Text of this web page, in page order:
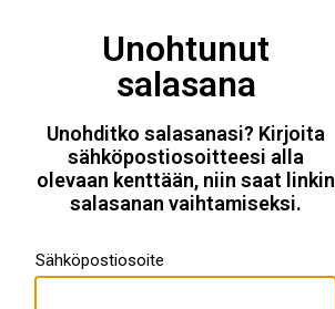
Unohtunut
salasana
Unohditko salasanasi? Kirjoita
sähköpostiosoitteesi alla
olevaan kenttään, niin saat linkin
salasanan vaihtamiseksi.
Sähköpostiosoite